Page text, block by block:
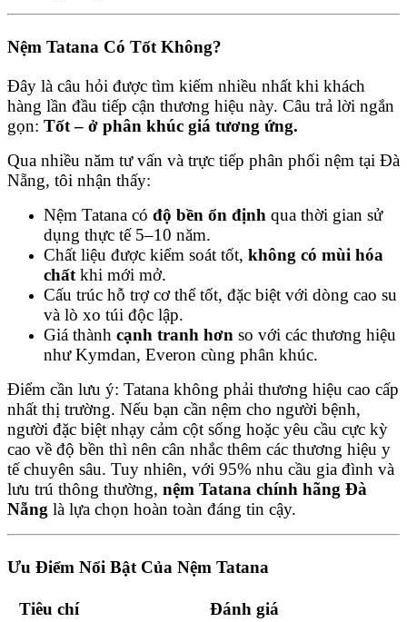
Nệm Tatana Có Tốt Không?
Đây là câu hỏi được tìm kiếm nhiều nhất khi khách
hàng lần đầu tiếp cận thương hiệu này. Câu trả lời ngắn
gọn: Tốt – ở phân khúc giá tương ứng.
Qua nhiều năm tư vấn và trực tiếp phân phối nệm tại Đà
Nẵng, tôi nhận thấy:
Nệm Tatana có độ bền ổn định qua thời gian sử
dụng thực tế 5–10 năm.
Chất liệu được kiểm soát tốt, không có mùi hóa
chấtkhi mới mở.
Cấu trúc hỗ trợ cơ thể tốt, đặc biệt với dòng cao su
và lò xo túi độc lập.
Giá thành cạnh tranh hơn so với các thương hiệu
như Kymdan, Everon cùng phân khúc.
Điểm cần lưu ý: Tatana không phải thương hiệu cao cấp
nhất thị trường. Nếu bạn cần nệm cho người bệnh,
người đặc biệt nhạy cảm cột sống hoặc yêu cầu cực kỳ
cao về độ bền thì nên cân nhắc thêm các thương hiệu y
tế chuyên sâu. Tuy nhiên, với 95% nhu cầu gia đình và
lưu trú thông thường, nệm Tatana chính hãng Đà
Nẵng là lựa chọn hoàn toàn đáng tin cậy.
Ưu Điểm Nổi Bật Của Nệm Tatana
Tiêu chí
Đánh giá